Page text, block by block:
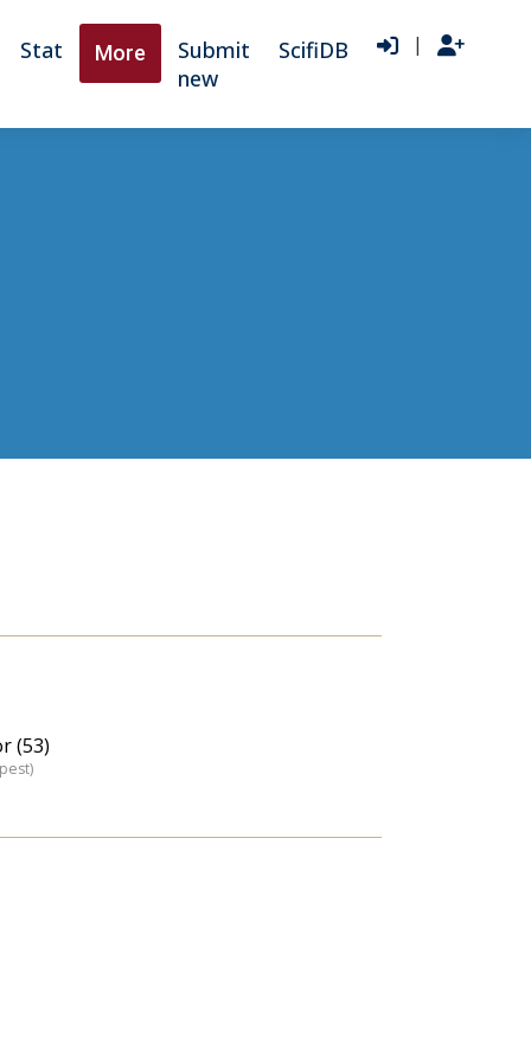
Stat More
Submit
new
ScifiDB |
(53)